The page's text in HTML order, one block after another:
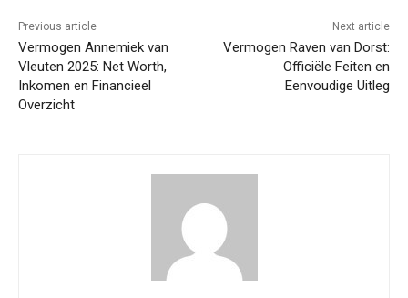
Previous article
Vermogen Annemiek van
Vleuten 2025: Net Worth,
Inkomen en Financieel
Overzicht
Next article
Vermogen Raven van Dorst:
Officiële Feiten en
Eenvoudige Uitleg